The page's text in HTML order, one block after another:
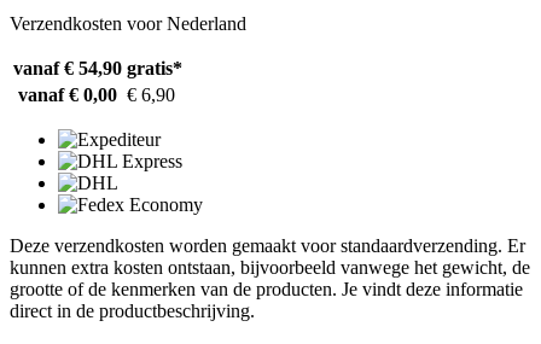
Verzendkosten voor Nederland
vanaf € 54,90 gratis*
vanaf € 0,00 € 6,90
Deze verzendkosten worden gemaakt voor standaardverzending. Er
kunnen extra kosten ontstaan, bijvoorbeeld vanwege het gewicht, de
grootte of de kenmerken van de producten. Je vindt deze informatie
direct in de productbeschrijving.